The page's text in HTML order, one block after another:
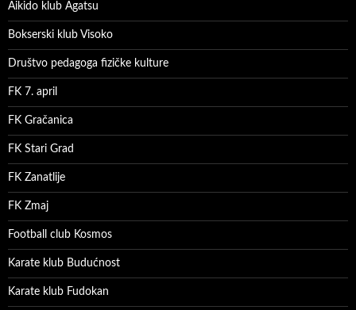
Aikido klub Agatsu
Bokserski klub Visoko
Društvo pedagoga fizičke kulture
FK 7. april
FK Gračanica
FK Stari Grad
FK Zanatlije
FK Zmaj
Football club Kosmos
Karate klub Budućnost
Karate klub Fudokan